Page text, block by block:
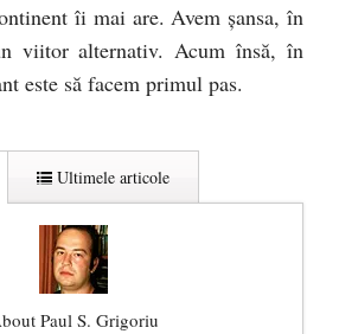
îi mai are. Avem șansa, în
viitor alternativ. Acum însă, în
este să facem primul pas.
Ultimele articole
Paul S. Grigoriu